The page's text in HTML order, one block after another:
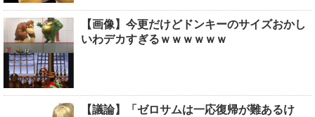
【画像】今更だけどドンキーのサイズおかし
いわデカすぎるｗｗｗｗｗｗ
【議論】「ゼロサムは一応復帰が難あるけ